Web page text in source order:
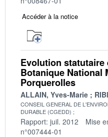
Accéder à la notice
Evolution
Botanique National
Porquerolles
ALLAIN, Yves-Marie
CONSEIL GENERAL DE
DURABLE (CGEDD)
Rapport: juil. 2012 Mise
n°007444-01